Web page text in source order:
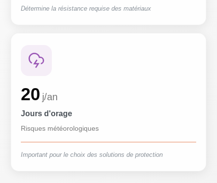
Détermine la résistance requise des matériaux
20 j/an
Jours d'orage
Risques météorologiques
Important pour le choix des solutions de protection